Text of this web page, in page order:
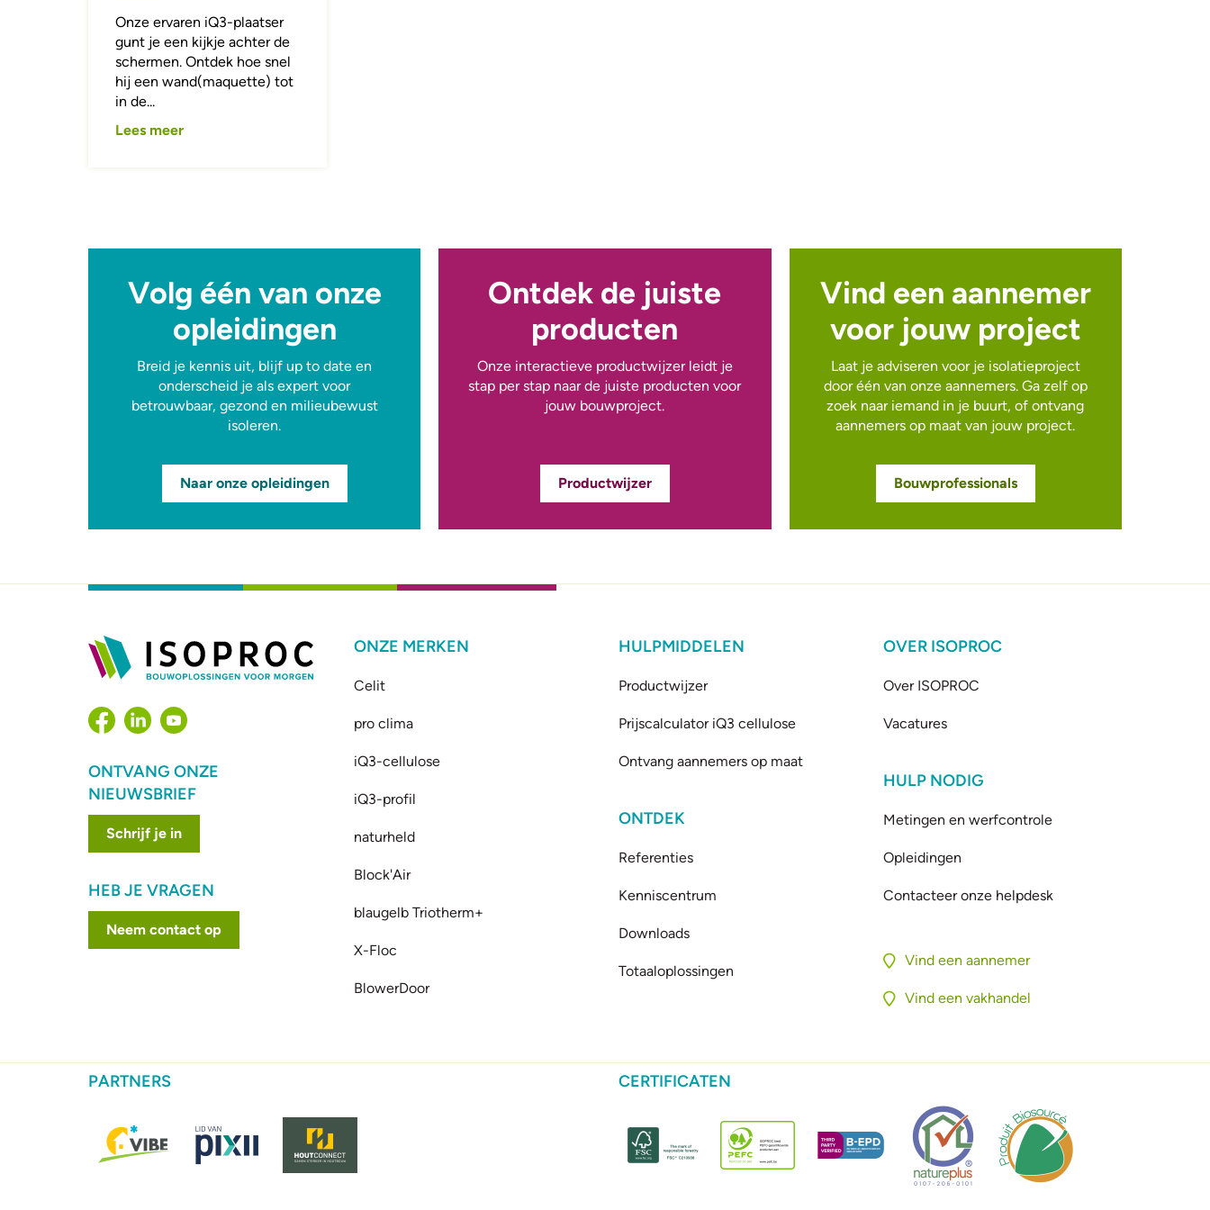
Onze ervaren iQ3-plaatser
gunt je een kijkje achter de
schermen. Ontdek hoe snel
hij een wand(maquette) tot
in de...
Lees meer
Volg één van onze
opleidingen
Breid je kennis uit, blijf up to date en
onderscheid je als expert voor
betrouwbaar, gezond en milieubewust
isoleren.
Naar onze opleidingen
Ontdek de juiste
producten
Onze interactieve productwijzer leidt je
stap per stap naar de juiste producten voor
jouw bouwproject.
Productwijzer
Vind een aannemer
voor jouw project
Laat je adviseren voor je isolatieproject
door één van onze aannemers. Ga zelf op
zoek naar iemand in je buurt, of ontvang
aannemers op maat van jouw project.
Bouwprofessionals
ONTVANG ONZE
NIEUWSBRIEF
Schrijf je in
HEB JE VRAGEN
Neem contact op
ONZE MERKEN
Celit
pro clima
iQ3-cellulose
iQ3-profil
naturheld
Block'Air
blaugelb Triotherm+
X-Floc
BlowerDoor
HULPMIDDELEN
Productwijzer
Prijscalculator iQ3 cellulose
Ontvang aannemers op maat
ONTDEK
Referenties
Kenniscentrum
Downloads
Totaaloplossingen
OVER ISOPROC
Over ISOPROC
Vacatures
HULP NODIG
Metingen en werfcontrole
Opleidingen
Contacteer onze helpdesk
Vind een aannemer
Vind een vakhandel
PARTNERS CERTIFICATEN